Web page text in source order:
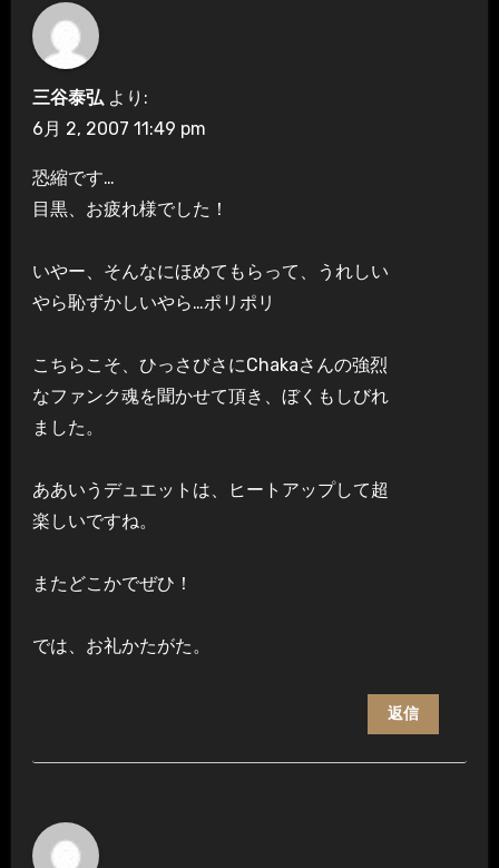
三谷泰弘 より:
6月 2, 2007 11:49 pm
恐縮です…
目黒、お疲れ様でした！
いやー、そんなにほめてもらって、うれしい
やら恥ずかしいやら…ポリポリ
こちらこそ、ひっさびさにChakaさんの強烈
なファンク魂を聞かせて頂き、ぼくもしびれ
ました。
ああいうデュエットは、ヒートアップして超
楽しいですね。
またどこかでぜひ！
では、お礼かたがた。
返信